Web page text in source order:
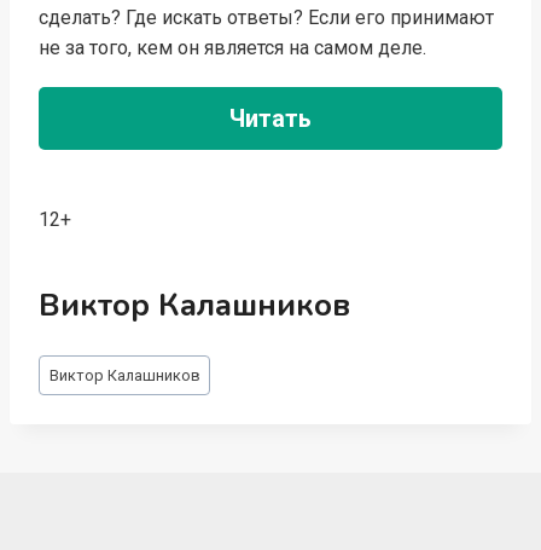
сделать? Где искать ответы? Если его принимают
не за того, кем он является на самом деле.
Читать
12+
Виктор Калашников
Метки
записи:
Виктор Калашников